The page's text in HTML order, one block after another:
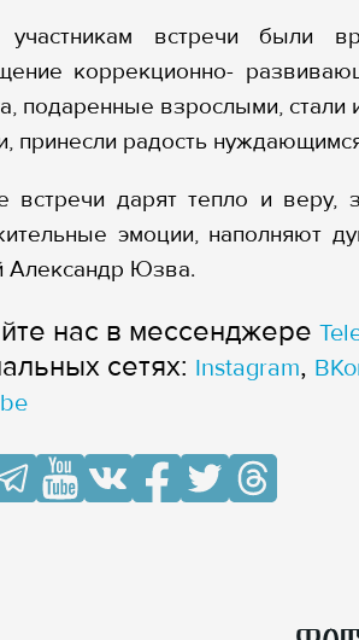
встречи были
коррекционно-
подаренные взрослыми,
принесли радость
встречи дарят тепло и
эмоции, наполняют
Александр Юзва.
нас в мессенджере
сетях: Instagram,